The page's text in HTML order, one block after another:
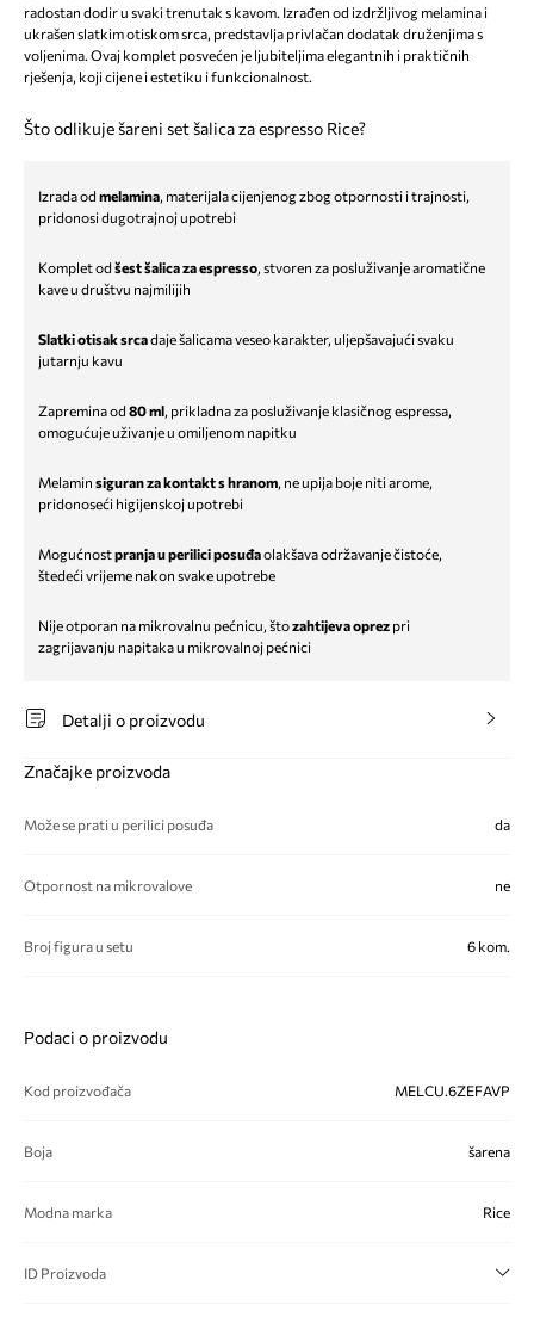
radostan dodir u svaki trenutak s kavom. Izrađen od izdržljivog melamina i
ukrašen slatkim otiskom srca, predstavlja privlačan dodatak druženjima s
voljenima. Ovaj komplet posvećen je ljubiteljima elegantnih i praktičnih
rješenja, koji cijene i estetiku i funkcionalnost.
Što odlikuje šareni set šalica za espresso Rice?
Izrada od melamina, materijala cijenjenog zbog otpornosti i trajnosti,
pridonosi dugotrajnoj upotrebi
Komplet od šest šalica za espresso, stvoren za posluživanje aromatične
kave u društvu najmilijih
Slatki otisak srcadaje šalicama veseo karakter, uljepšavajući svaku
jutarnju kavu
Zapremina od 80 ml, prikladna za posluživanje klasičnog espressa,
omogućuje uživanje u omiljenom napitku
Melamin siguran za kontakt s hranom, ne upija boje niti arome,
pridonoseći higijenskoj upotrebi
Mogućnostpranja u perilici posuđaolakšava održavanje čistoće,
štedeći vrijeme nakon svake upotrebe
Nije otporan na mikrovalnu pećnicu, štozahtijeva oprez pri
zagrijavanju napitaka u mikrovalnoj pećnici
Detalji o proizvodu
Značajke proizvoda
Može se prati u perilici posuđa da
Otpornost na mikrovalove ne
Broj figura u setu 6 kom.
Podaci o proizvodu
Kod proizvođača MELCU.6ZEFAVP
Boja šarena
Modna marka Rice
ID Proizvoda